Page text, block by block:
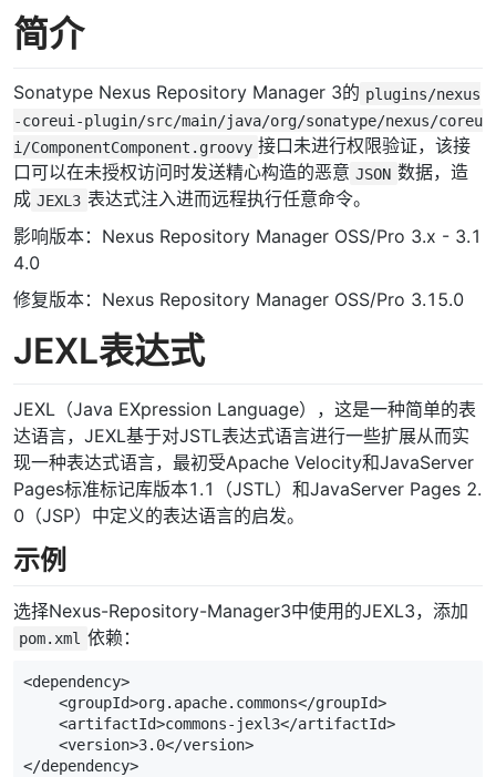
简介
Sonatype Nexus Repository Manager 3的 plugins/nexus
-coreui-plugin/src/main/java/org/sonatype/nexus/coreu
i/ComponentComponent.groovy 接口未进行权限验证，该接
口可以在未授权访问时发送精心构造的恶意 JSON 数据，造
成 JEXL3 表达式注入进而远程执行任意命令。
影响版本：Nexus Repository Manager OSS/Pro 3.x - 3.1
4.0
修复版本：Nexus Repository Manager OSS/Pro 3.15.0
JEXL表达式
JEXL（Java EXpression Language），这是一种简单的表
达语言，JEXL基于对JSTL表达式语言进行一些扩展从而实
现一种表达式语言，最初受Apache Velocity和JavaServer
Pages标准标记库版本1.1（JSTL）和JavaServer Pages 2.
0（JSP）中定义的表达语言的启发。
示例
选择Nexus-Repository-Manager3中使用的JEXL3，添加
pom.xml 依赖：
<dependency>
<groupId>org.apache.commons</groupId>
<artifactId>commons-jexl3</artifactId>
<version>3.0</version>
</dependency>